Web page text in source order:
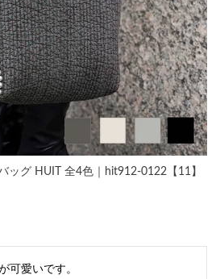
ッグ HUIT 全4色｜hit912-0122【11】
可愛いです。